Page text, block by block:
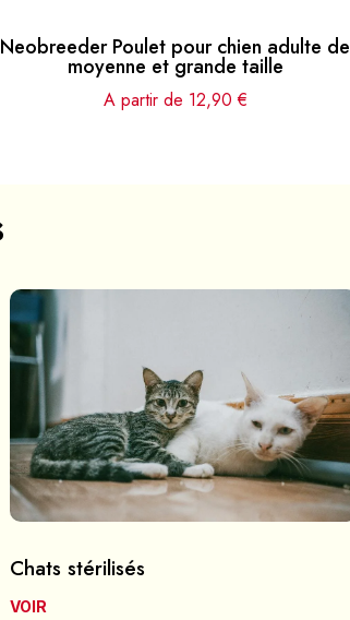
Neobreeder Poulet pour chien adulte de
moyenne et grande taille
A partir de 12,90€
Chats stérilisés
VOIR